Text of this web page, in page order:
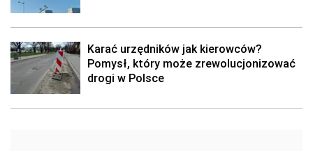
Karać urzędników jak kierowców?
Pomysł, który może zrewolucjonizować
drogi w Polsce